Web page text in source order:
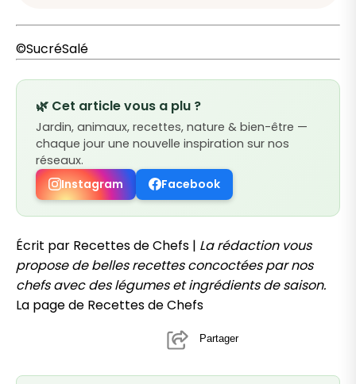
©SucréSalé
🌿 Cet article vous a plu ?
Jardin, animaux, recettes, nature & bien-être —
chaque jour une nouvelle inspiration sur nos
réseaux.
Instagram
Facebook
Écrit par Recettes de Chefs | La rédaction vous
propose de belles recettes concoctées par nos
chefs avec des légumes et ingrédients de saison.
La page de Recettes de Chefs
Partager